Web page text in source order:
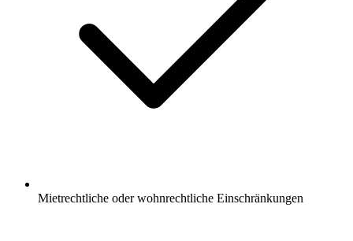
Mietrechtliche oder wohnrechtliche Einschränkungen